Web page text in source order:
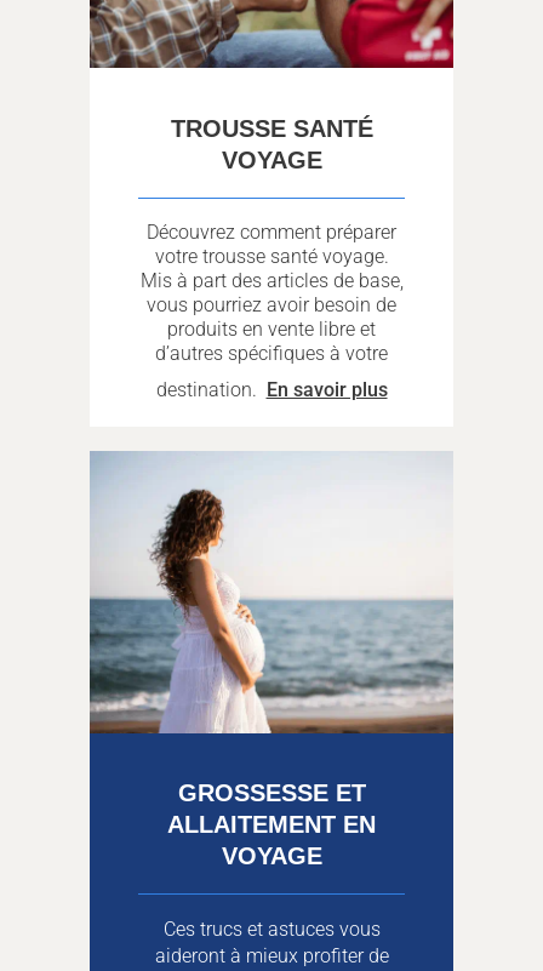
TROUSSE SANTÉ
VOYAGE
Découvrez comment préparer
votre trousse santé voyage.
Mis à part des articles de base,
vous pourriez avoir besoin de
produits en vente libre et
d’autres spécifiques à votre
destination. En savoir plus
GROSSESSE ET
ALLAITEMENT EN
VOYAGE
Ces trucs et astuces vous
aideront à mieux profiter de